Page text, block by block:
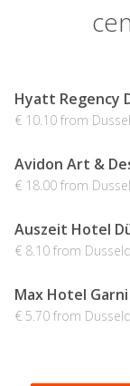
Hyatt Regency
€ 10.10 from
Avidon Art &
€ 18.00 from
Auszeit Hotel
€ 8.10 from
Max Hotel Garni
€ 5.70 from